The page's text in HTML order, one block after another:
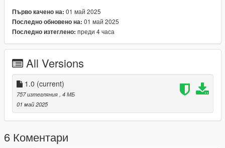
This skin is YOUR canvas. Edit it, flip it, own it.
⠀⠀ ⠀⠀ ⠀⠀ ⠀⠀ ⠀⠀ ⠀⠀JOIN MY DISCORD TO FOR MORE
https://discord.gg/FA9vMZBSAJ
OH AND FEEL FREE TO EDIT WHATEVER YOU WANT⠀
Първо качено на: 01 май 2025
Последно обновено на: 01 май 2025
Последно изтеглено: преди 4 часа
All Versions
1.0 (current)
757 изтегляния , 4 МБ
01 май 2025
6 Коментари